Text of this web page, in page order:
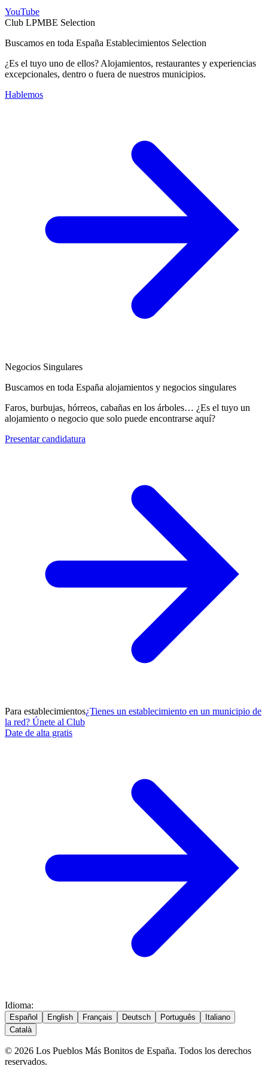
YouTube
Club LPMBE Selection
Buscamos en toda España Establecimientos Selection
¿Es el tuyo uno de ellos? Alojamientos, restaurantes y experiencias
excepcionales, dentro o fuera de nuestros municipios.
Hablemos
Negocios Singulares
Buscamos en toda España alojamientos y negocios singulares
Faros, burbujas, hórreos, cabañas en los árboles… ¿Es el tuyo un
alojamiento o negocio que solo puede encontrarse aquí?
Presentar candidatura
Para establecimientos¿Tienes un establecimiento en un municipio de
la red? Únete al Club
Date de alta gratis
Idioma:
Español English Français Deutsch Português
Italiano
Català
© 2026 Los Pueblos Más Bonitos de España. Todos los derechos
reservados.